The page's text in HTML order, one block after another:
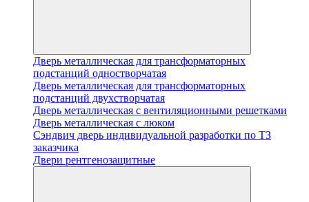
Дверь металлическая для трансформаторных
подстанций одностворчатая
Дверь металлическая для трансформаторных
подстанций двухстворчатая
Дверь металлическая с вентиляционными решетками
Дверь металлическая с люком
Cэндвич дверь индивидуальной разработки по ТЗ
заказчика
Двери рентгенозащитные